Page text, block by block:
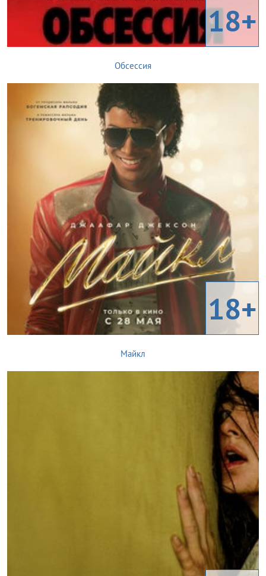
18+
Обсессия
18+
Майкл